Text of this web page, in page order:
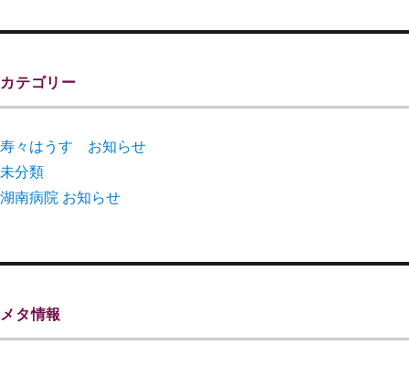
カテゴリー
寿々はうす お知らせ
未分類
湖南病院 お知らせ
メタ情報